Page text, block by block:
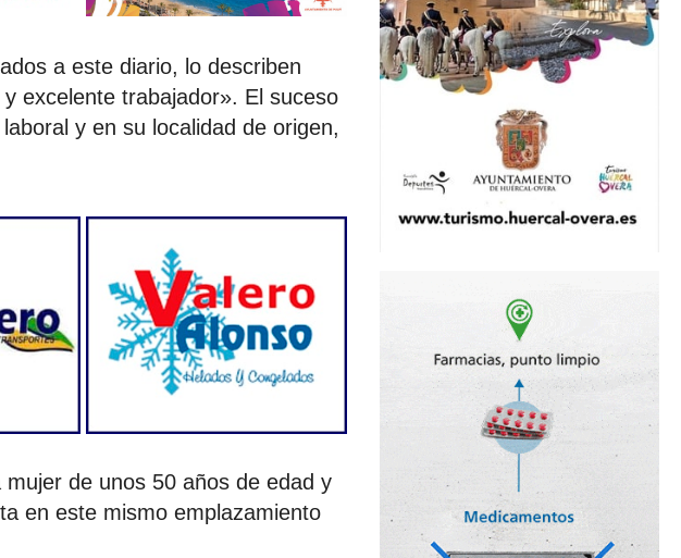
a este diario, lo describen
excelente trabajador». El suceso
y en su localidad de origen,
de unos 50 años de edad y
en este mismo emplazamiento